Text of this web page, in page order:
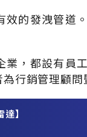
效的發洩管道
業，都設有員
行銷管理顧
】